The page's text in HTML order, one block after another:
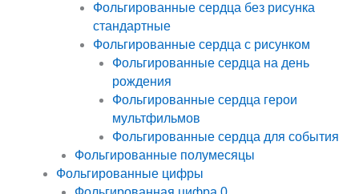
Фольгированные сердца без рисунка
стандартные
Фольгированные сердца с рисунком
Фольгированные сердца на день
рождения
Фольгированные сердца герои
мультфильмов
Фольгированные сердца для события
Фольгированные полумесяцы
Фольгированные цифры